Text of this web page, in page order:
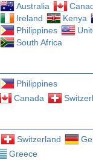
Australia
Ireland
Kenya
Philippines
South Africa
Philippines
Canada
Switzerland
Greece